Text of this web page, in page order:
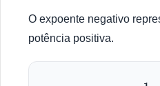
O expoente negativo
potência positiva.